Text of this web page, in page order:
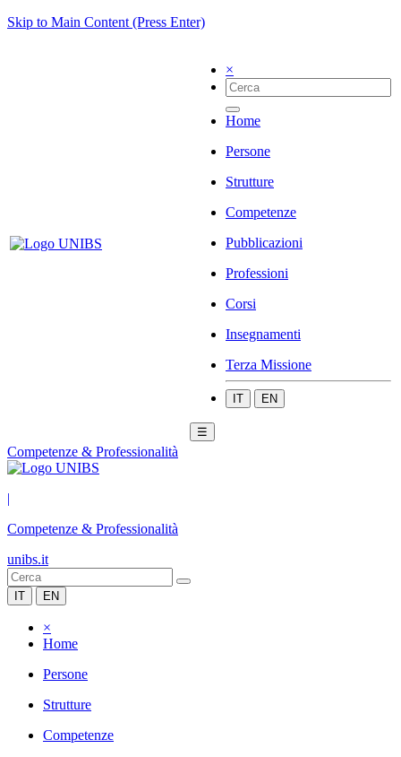
Skip to Main Content (Press Enter)
×
Home
Persone
Strutture
Competenze
Pubblicazioni
Professioni
Corsi
Insegnamenti
Terza Missione
IT EN
☰
Competenze & Professionalità
|
Competenze & Professionalità
unibs.it
IT EN
×
Home
Persone
Strutture
Competenze